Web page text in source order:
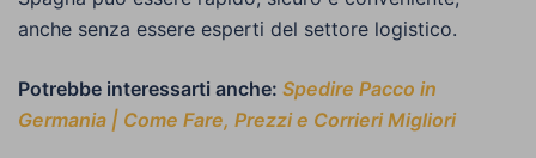
anche senza essere esperti del settore logistico.
Potrebbe interessarti anche: Spedire Pacco in
Germania | Come Fare, Prezzi e Corrieri Migliori